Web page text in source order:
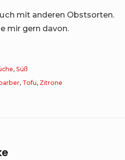
mit anderen Obstsorten.
mir gern davon.
,Süß
, Tofu, Zitrone